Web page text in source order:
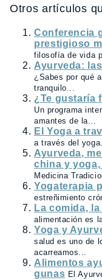
Otros artículos
Conferencia
prestigioso
filosofía de vida
Ayurveda:
¿Sabes por qué
tranquilo...
¿Te gustaría
Un programa
amantes de la...
El Yoga a
a través del
Ayurveda,
china y
Medicina
Yogaterapia
estreñimiento
La comida,
alimentación es
Yoga y
salud es uno de
acarreamos...
Alimentos
gunas El